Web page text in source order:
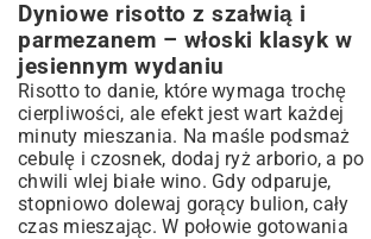
Dyniowe risotto z szałwią i
parmezanem – włoski klasyk w
jesiennym wydaniu
Risotto to danie, które wymaga trochę
cierpliwości, ale efekt jest wart każdej
minuty mieszania. Na maśle podsmaż
cebulę i czosnek, dodaj ryż arborio, a po
chwili wlej białe wino. Gdy odparuje,
stopniowo dolewaj gorący bulion, cały
czas mieszając. W połowie gotowania